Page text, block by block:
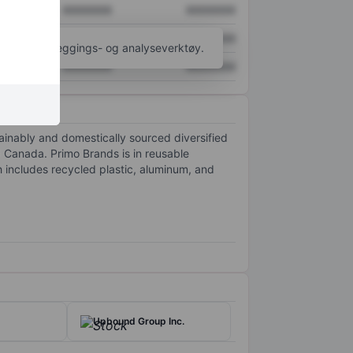
XXXXXXX XXXXXXX
flere kartleggings- og analyseverktøy.
and domestically sourced diversified
Primo Brands is in reusable
recycled plastic, aluminum, and
Upbound Group Inc.